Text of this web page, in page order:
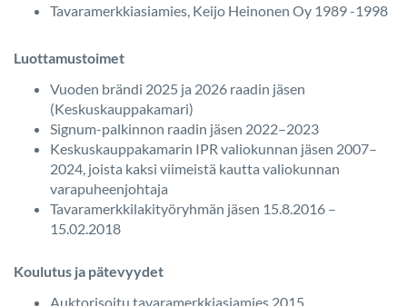
Tavaramerkkiasiamies, Keijo Heinonen Oy 1989 -1998
Luottamustoimet
Vuoden brändi 2025 ja 2026 raadin jäsen
(Keskuskauppakamari)
Signum-palkinnon raadin jäsen 2022–2023
Keskuskauppakamarin IPR valiokunnan jäsen 2007–
2024, joista kaksi viimeistä kautta valiokunnan
varapuheenjohtaja
Tavaramerkkilakityöryhmän jäsen 15.8.2016 –
15.02.2018
Koulutus ja pätevyydet
Auktorisoitu tavaramerkkiasiamies 2015